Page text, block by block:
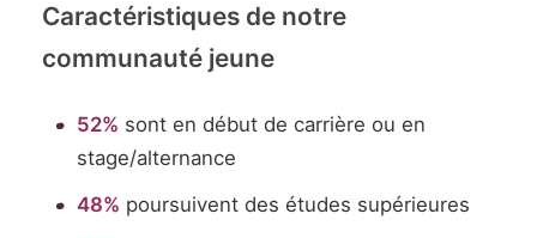
Caractéristiques de notre
communauté jeune
52% sont en début de carrière ou en
stage/alternance
48% poursuivent des études supérieures